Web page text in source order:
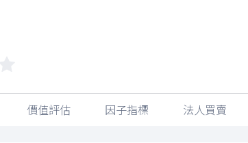
價值評估 因子指標 法人買賣